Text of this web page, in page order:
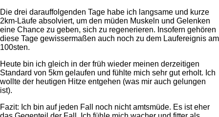
Die drei darauffolgenden Tage habe ich langsame und kurze
2km-Läufe absolviert, um den müden Muskeln und Gelenken
eine Chance zu geben, sich zu regenerieren. Insofern gehören
diese Tage gewissermaßen auch noch zu dem Laufereignis am
100sten.
Heute bin ich gleich in der früh wieder meinen derzeitigen
Standard von 5km gelaufen und fühlte mich sehr gut erholt. Ich
wollte der heutigen Hitze entgehen (was mir auch gelungen
ist).
Fazit: Ich bin auf jeden Fall noch nicht amtsmüde. Es ist eher